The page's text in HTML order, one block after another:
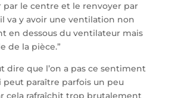
par le centre et le renvoyer par
va y avoir une ventilation non
en dessous du ventilateur mais
de la pièce.”
dire que l’on a pas ce sentiment
peut paraître parfois un peu
cela rafraîchit trop brutalement